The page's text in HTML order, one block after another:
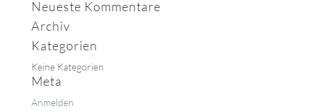
nach:
Neueste Kommentare
Archiv
Kategorien
Keine Kategorien
Meta
Anmelden